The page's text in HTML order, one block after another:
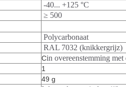
-40... +125 °C
≥ 500
Polycarbonaat
RAL 7032 (knikkergrijz)
Cin overeenstemming
1
49 g